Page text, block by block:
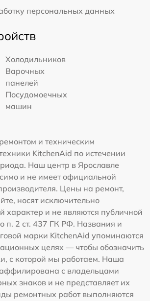
персональных данных
Холодильников
Варочных
панелей
Посудомоечных
машин
и техническим
KitchenAid по истечении
Наш центр в Ярославле
и не имеет официальной
Цены на ремонт,
носят исключительно
характер и не являются публичной
п. 2 ст. 437 ГК РФ. Названия и
марки KitchenAid упоминаются
целях — чтобы обозначить
с которой мы работаем. Наша
с владельцами
знаков и не представляет их
ремонтных работ выполняются